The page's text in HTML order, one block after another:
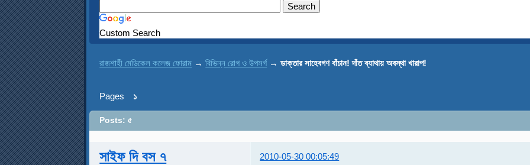
Custom Search
রাজশাহী মেডিকেল কলেজ ফোরাম →বিভিন্ন রোগ ও উপসর্গ →ডাক্তার সাহেবগণ বাঁচান! দাঁত ব্যাথায় অবস্থা খারাপ!
Pages ১
Posts: ৫
সাইফ দি বস ৭ 2010-05-30 00:05:49